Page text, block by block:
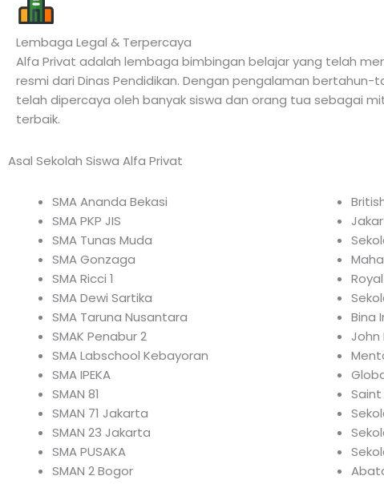
Lembaga Legal & Terpercaya
Alfa Privat adalah lembaga bimbingan belajar yang telah
resmi dari Dinas Pendidikan. Dengan pengalaman bertahun-
telah dipercaya oleh banyak siswa dan orang tua sebagai
terbaik.
Asal Sekolah Siswa Alfa Privat
SMA Ananda Bekasi
SMA PKP JIS
SMA Tunas Muda
SMA Gonzaga
SMA Ricci 1
SMA Dewi Sartika
SMA Taruna Nusantara
SMAK Penabur 2
SMA Labschool Kebayoran
SMA IPEKA
SMAN 81
SMAN 71 Jakarta
SMAN 23 Jakarta
SMA PUSAKA
SMAN 2 Bogor
Bina
John
Saint